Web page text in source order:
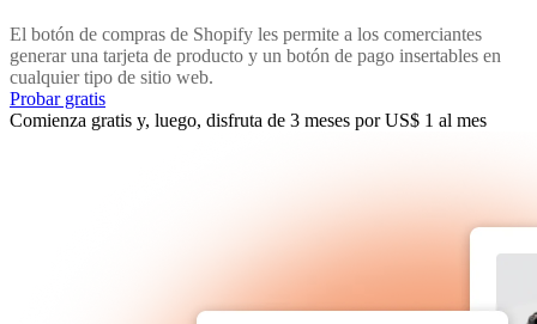
El botón de compras de Shopify les permite a los comerciantes
generar una tarjeta de producto y un botón de pago insertables en
cualquier tipo de sitio web.
Probar gratis
Comienza gratis y, luego, disfruta de 3 meses por US$ 1 al mes